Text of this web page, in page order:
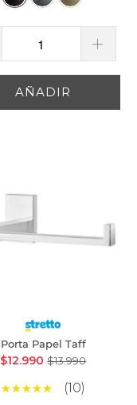
AÑADIR
Porta Papel Taff
$12.990$13.990
(10)